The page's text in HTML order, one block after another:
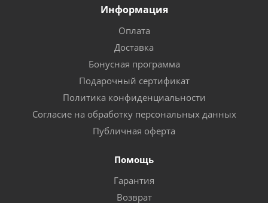
Информация
Оплата
Доставка
Бонусная программа
Подарочный сертификат
Политика конфиденциальности
Согласие на обработку персональных данных
Публичная оферта
Помощь
Гарантия
Возврат